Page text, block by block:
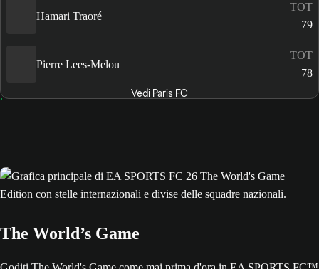
Hamari Traoré
TOT
79
Pierre Lees-Melou
TOT
78
Vedi Paris FC
The World’s Game